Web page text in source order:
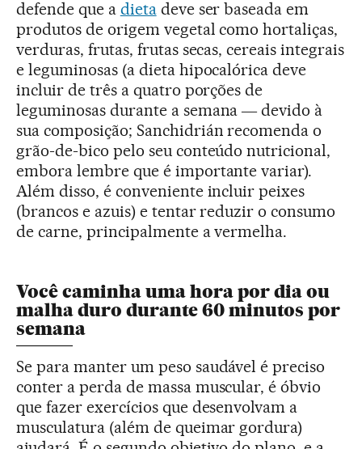
defende que a dietadeve ser baseada em
produtos de origem vegetal como hortaliças,
verduras, frutas, frutas secas, cereais integrais
e leguminosas (a dieta hipocalórica deve
incluir de três a quatro porções de
leguminosas durante a semana ― devido à
sua composição; Sanchidrián recomenda o
grão-de-bico pelo seu conteúdo nutricional,
embora lembre que é importante variar).
Além disso, é conveniente incluir peixes
(brancos e azuis) e tentar reduzir o consumo
de carne, principalmente a vermelha.
Você caminha uma hora por dia ou
malha duro durante 60 minutos por
semana
Se para manter um peso saudável é preciso
conter a perda de massa muscular, é óbvio
que fazer exercícios que desenvolvam a
musculatura (além de queimar gordura)